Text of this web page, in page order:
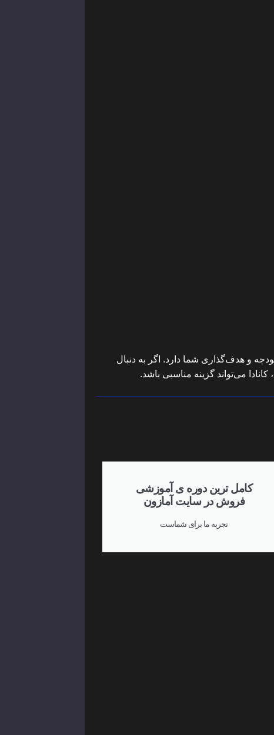
و هدف‌گذاری شما دارد. اگر به دنبال
می‌تواند گزینه مناسبی باشد.
کامل ترین دوره ی آموزشی
فروش در سایت آمازون
تجربه ما برای شماست